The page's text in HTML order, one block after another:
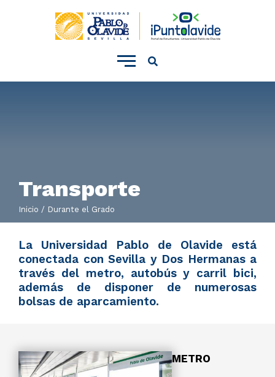
???
Transporte
Inicio Durante el Grado
La Universidad Pablo de Olavide está
conectada con Sevilla y Dos Hermanas a
través del metro, autobús y carril bici,
además de disponer de numerosas
bolsas de aparcamiento.
METRO